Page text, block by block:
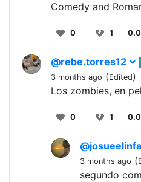
Comedy and
0 1
@rebe.torres12
3 months ago (Edited)
Los zombies, en
0 1
3 months ago (
segundo